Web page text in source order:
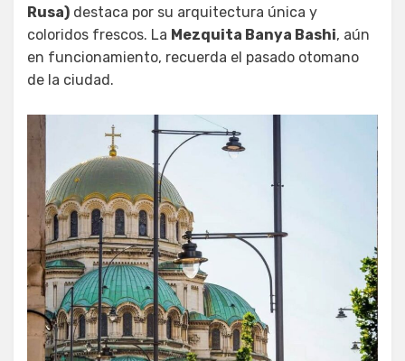
Rusa) destaca por su arquitectura única y
coloridos frescos. La Mezquita Banya Bashi, aún
en funcionamiento, recuerda el pasado otomano
de la ciudad.